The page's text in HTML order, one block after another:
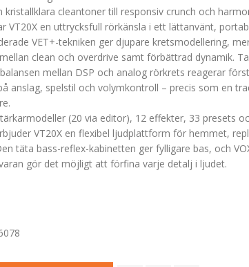
kristallklara cleantoner till responsiv crunch och
VT20X en uttrycksfull rörkänsla i ett lättanvänt,
VET+-tekniken ger djupare kretsmodellering,
clean och overdrive samt förbättrad dynamik.
mellan DSP och analog rörkrets reagerar
anslag, spelstil och volymkontroll – precis som en
(20 via editor), 12 effekter, 33 presets
VT20X en flexibel ljudplattform för hemmet,
täta bass-reflex-kabinetten ger fylligare bas, och
gör det möjligt att förfina varje detalj i ljudet.